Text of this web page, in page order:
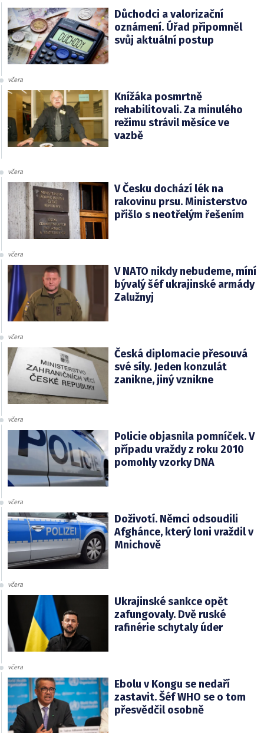
Důchodci a valorizační
oznámení. Úřad připomněl
svůj aktuální postup
včera
Knížáka posmrtně
rehabilitovali. Za minulého
režimu strávil měsíce ve
vazbě
včera
V Česku dochází lék na
rakovinu prsu. Ministerstvo
přišlo s neotřelým řešením
včera
V NATO nikdy nebudeme, míní
bývalý šéf ukrajinské armády
Zalužnyj
včera
Česká diplomacie přesouvá
své síly. Jeden konzulát
zanikne, jiný vznikne
včera
Policie objasnila pomníček. V
případu vraždy z roku 2010
pomohly vzorky DNA
včera
Doživotí. Němci odsoudili
Afghánce, který loni vraždil v
Mnichově
včera
Ukrajinské sankce opět
zafungovaly. Dvě ruské
rafinérie schytaly úder
včera
Ebolu v Kongu se nedaří
zastavit. Šéf WHO se o tom
přesvědčil osobně